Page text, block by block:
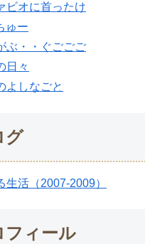
ビオに首ったけ
ゅー
ぶ・・ぐごごご
日々
よしなごと
グ
生活（2007-2009）
フィール